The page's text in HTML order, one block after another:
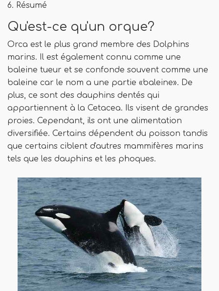
6. Résumé
Qu'est-ce qu'un orque?
Orca est le plus grand membre des Dolphins
marins. Il est également connu comme une
baleine tueur et se confonde souvent comme une
baleine car le nom a une partie «baleine». De
plus, ce sont des dauphins dentés qui
appartiennent à la Cetacea. Ils visent de grandes
proies. Cependant, ils ont une alimentation
diversifiée. Certains dépendent du poisson tandis
que certains ciblent d'autres mammifères marins
tels que les dauphins et les phoques.